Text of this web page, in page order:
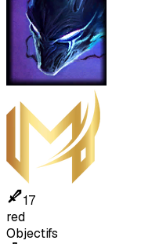
17
red
Objectifs